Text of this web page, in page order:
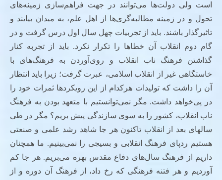
است ولی دولت‌ها می‌توانند در جهت فراهم‌سازی زمینه‌های
تحول و در زمینه مطالبه‌گری‌ها از اهل علم، به میدان بیایند و
تاثیرگذار باشند. باید از تجربیات چهل سال اول درس گرفت و در
گام دوم انقلاب آن خطاها را تکرار نکرد. باید از تجربه کنار
گذاشتن فرهنگ ناب انقلاب و روی‌آوردن به فرهنگ‌های با
خاستگاهی غیر از انقلاب اسلامی، عبرت گرفت؛ زیرا باید انتظار
آن را داشت که تولیدات هرکدام از این رویکردها ثمرات خود را
در پی‌خواهد داشت. مگر نمی‌توانستیم با متعهد بودن به فرهنگ
ناب انقلاب، کشور را به سوی سازندگی پیش بریم؟ مگر در طی
سالهای بعد از انقلاب تاکنون هر جا شاهد رشد علمی و صنعتی
هستیم ردپای فرهنگ انقلابی و بسیجی را نمی‌بینیم. ما همچنان
داریم از فرهنگ سال‌های دفاع مقدس بهره‌ می‌بریم. هر جا کم
آوردیم و هر فتنه فرهنگی که رخ داد، از فرهنگ آن دوره و از